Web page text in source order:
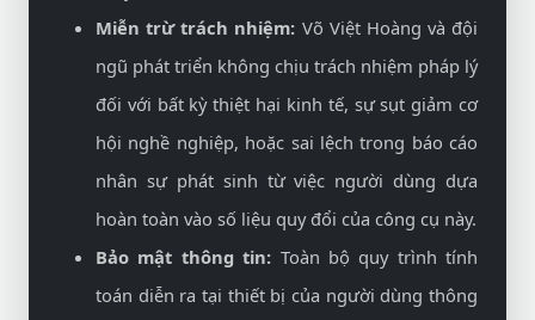
Miễn trừ trách nhiệm: Võ Việt Hoàng và đội
ngũ phát triển không chịu trách nhiệm pháp lý
đối với bất kỳ thiệt hại kinh tế, sự sụt giảm cơ
hội nghề nghiệp, hoặc sai lệch trong báo cáo
nhân sự phát sinh từ việc người dùng dựa
hoàn toàn vào số liệu quy đổi của công cụ này.
Bảo mật thông tin: Toàn bộ quy trình tính
toán diễn ra tại thiết bị của người dùng thông